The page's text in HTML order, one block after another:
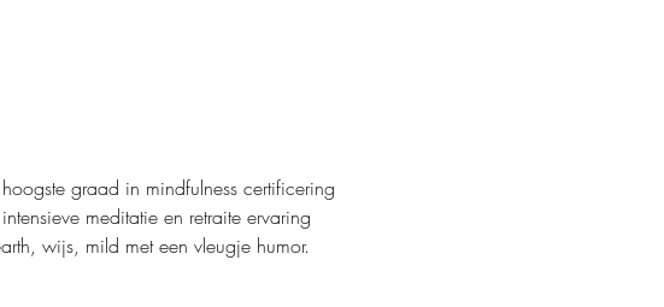
graad in mindfulness certificering
meditatie en retraite ervaring
wijs, mild met een vleugje humor.